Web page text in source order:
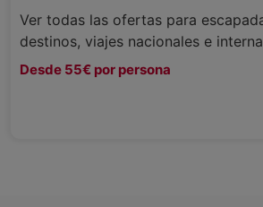
Ver todas las ofertas para
destinos, viajes nacionales e
Desde 55€ por persona